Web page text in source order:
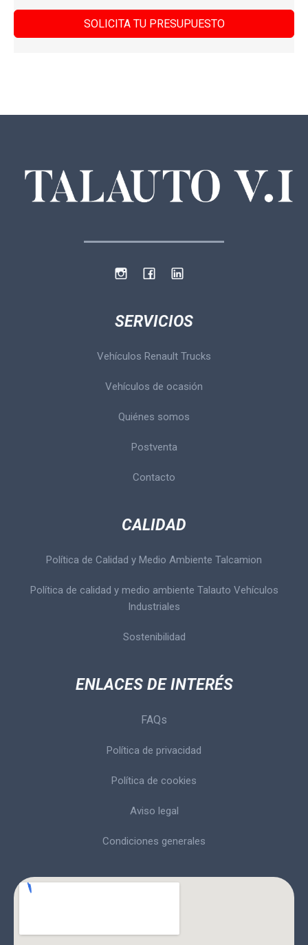
SOLICITA TU PRESUPUESTO
SERVICIOS
Vehículos Renault Trucks
Vehículos de ocasión
Quiénes somos
Postventa
Contacto
CALIDAD
Política de Calidad y Medio Ambiente Talcamion
Política de calidad y medio ambiente Talauto Vehículos
Industriales
Sostenibilidad
ENLACES DE INTERÉS
FAQs
Política de privacidad
Política de cookies
Aviso legal
Condiciones generales